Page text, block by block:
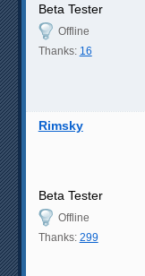
Beta Tester
Offline
Thanks: 16
Rimsky
Beta Tester
Offline
Thanks: 299